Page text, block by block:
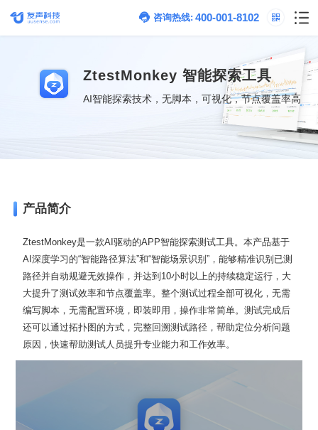
咨询热线: 400-001-8102
ZtestMonkey 智能探索工具
AI智能探索技术，无脚本，可视化，节点覆盖率高
产品简介
原因，快速帮助测试人员提升专业能力和工作效率。